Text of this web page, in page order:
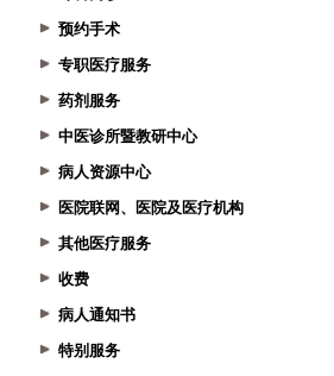
预约手术
专职医疗服务
药剂服务
中医诊所暨教研中心
病人资源中心
医院联网、医院及医疗机构
其他医疗服务
收费
病人通知书
特别服务